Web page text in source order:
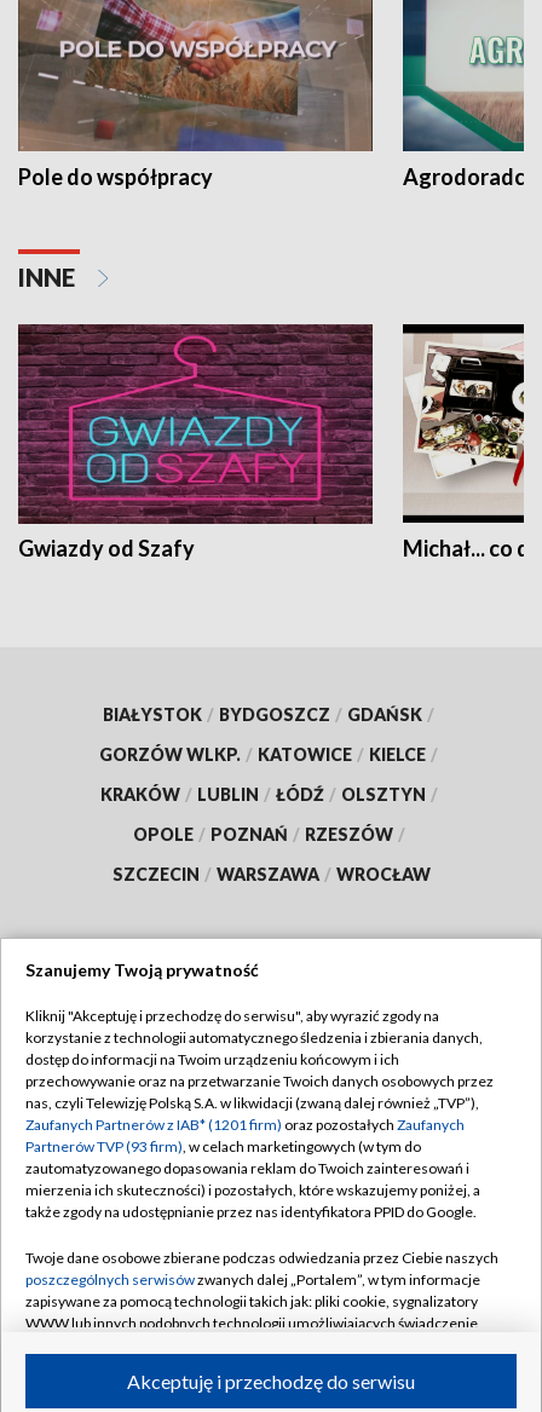
Pole do współpracy Agrodoradcy
INNE
Gwiazdy od Szafy Michał... co
BIAŁYSTOK / BYDGOSZCZ / GDAŃSK /
GORZÓW WLKP. / KATOWICE / KIELCE /
KRAKÓW / LUBLIN / ŁÓDŹ / OLSZTYN /
OPOLE / POZNAŃ / RZESZÓW /
SZCZECIN / WARSZAWA / WROCŁAW
TVP
Abonament TVP
Emisja w TVP
Centrum informacji TVP
Naziemna Telewizja Cyfrowa
Rada Programowa
System NOS
Informacje o nadawcy
Program dla prasy
Regulamin TVP
Polityka prywatności
Moje zgody
Pomoc
Kontakt
Kanały
Szanujemy Twoją prywatność
Kliknij "Akceptuję i przechodzę do serwisu", aby wyrazić zgody na
korzystanie z technologii automatycznego śledzenia i zbierania danych,
dostęp do informacji na Twoim urządzeniu końcowym i ich
przechowywanie oraz na przetwarzanie Twoich danych osobowych przez
nas, czyli Telewizję Polską S.A. w likwidacji (zwaną dalej również „TVP”),
Zaufanych Partnerów z IAB* (1201 firm) oraz pozostałych Zaufanych
Partnerów TVP (93 firm), w celach marketingowych (w tym do
zautomatyzowanego dopasowania reklam do Twoich zainteresowań i
mierzenia ich skuteczności) i pozostałych, które wskazujemy poniżej, a
także zgody na udostępnianie przez nas identyfikatora PPID do Google.
Twoje dane osobowe zbierane podczas odwiedzania przez Ciebie naszych
poszczególnych serwisówzwanych dalej „Portalem”, w tym informacje
zapisywane za pomocą technologii takich jak: pliki cookie, sygnalizatory
WWW lub innych podobnych technologii umożliwiających świadczenie
ruchu w Internecie.Akceptuję i przechodzę do serwisu